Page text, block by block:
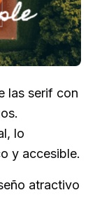
las serif con
lo
y accesible.
atractivo